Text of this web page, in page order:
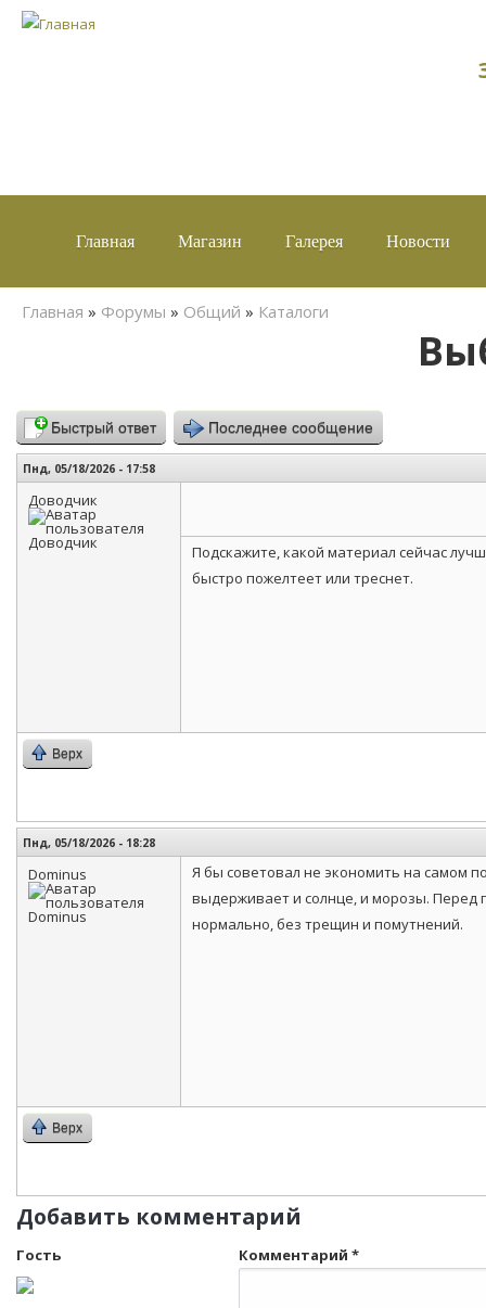
Главная Магазин Галерея Новости
Вы здесь
Главная » Форумы » Общий » Каталоги
Быстрый ответ Последнее сообщение
Пнд, 05/18/2026 - 17:58
Доводчик
Подскажите, какой материал сейчас
быстро пожелтеет или треснет.
Верх
Пнд, 05/18/2026 - 18:28
Dominus
Я бы советовал не экономить на самом
выдерживает и солнце, и морозы. Перед
нормально, без трещин и помутнений.
Верх
Добавить комментарий
Гость Комментарий *